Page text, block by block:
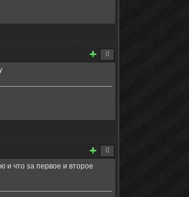
0
0
и что за первое и второе